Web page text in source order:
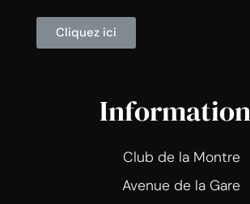
Cliquez ici
Club de la Montre
Avenue de la Gare